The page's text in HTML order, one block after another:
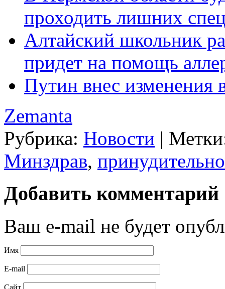
проходить лишних
Алтайский школьник
придет на помощь
Путин внес
Zemanta
Рубрика: Новости |
Минздрав,
Добавить комментарий
Ваш e-mail не будет
Имя
E-mail
Сайт